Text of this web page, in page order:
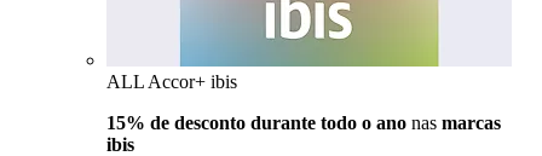
ALL Accor+ ibis
15% de desconto durante todo o ano nas marcas
ibis